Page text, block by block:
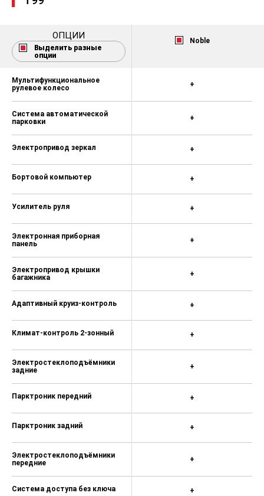
Аудиосистема
Bluetooth
ОПЦИИ
Выделить разные
опции
Noble
Мультифункциональное
рулевое колесо
Система автоматической
парковки
Электропривод зеркал
Бортовой компьютер
Усилитель руля
Электронная приборная
панель
Электропривод крышки
багажника
Адаптивный круиз-контроль
Климат-контроль 2-зонный
Электростеклоподъёмники
задние
Парктроник передний
Парктроник задний
Электростеклоподъёмники
передние
Система доступа без ключа
+
+
+
+
+
+
+
+
+
+
+
+
+
+